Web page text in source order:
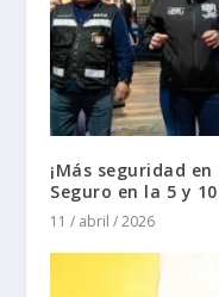
¡Más seguridad
Seguro en la 5 y 10
11 / abril / 2026